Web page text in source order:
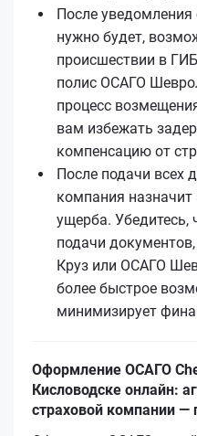
После
нужно будет,
происшествии в
полис ОСАГО
процесс
вам избежать
компенсацию от
После подачи всех
компания назначит
ущерба. Убедитесь,
подачи
Круз или ОСАГО
более быстрое
минимизирует
Оформление ОСАГО
Кисловодске онлайн:
страховой компании —